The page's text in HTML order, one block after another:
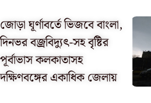
জোড়া ঘূর্ণাবর্তে ভিজবে বাংলা,
দিনভর বজ্রবিদ্যুৎ-সহ বৃষ্টির
পূর্বাভাস কলকাতাসহ
দক্ষিণবঙ্গের একাধিক জেলায়